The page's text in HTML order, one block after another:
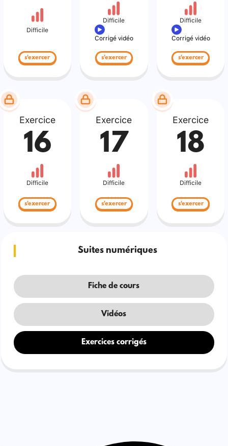
Difficile
s'exercer
Difficile
Corrigé vidéo
s'exercer
Difficile
Corrigé vidéo
s'exercer
Exercice
16
Difficile
s'exercer
Exercice
17
Difficile
s'exercer
Exercice
18
Difficile
s'exercer
Suites numériques
Fiche de cours
Vidéos
Exercices corrigés